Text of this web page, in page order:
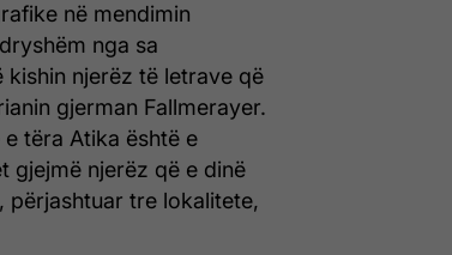
në mendimin
nga sa
njerëz të letrave që
gjerman Fallmerayer.
e tëra Atika është e
gjejmë njerëz që e dinë
përjashtuar tre lokalitete,